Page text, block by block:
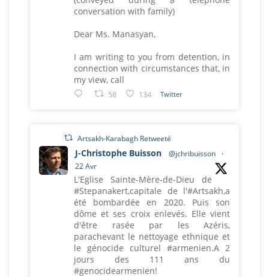
conversation with family)
Dear Ms. Manasyan,
I am writing to you from detention, in
connection with circumstances that, in
my view, call
58 134 Twitter
Artsakh-Karabagh Retweeté
J-Christophe Buisson @jchribuisson
·
22 Avr
L'Eglise Sainte-Mère-de-Dieu de
#Stepanakert,capitale de l'#Artsakh,a
été bombardée en 2020. Puis son
dôme et ses croix enlevés. Elle vient
d'être rasée par les Azéris,
parachevant le nettoyage ethnique et
le génocide culturel #armenien.A 2
jours des 111 ans du
#genocidearmenien!